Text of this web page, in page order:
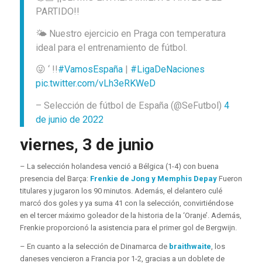
PARTIDO!!
🌤️ Nuestro ejercicio en Praga con temperatura
ideal para el entrenamiento de fútbol.
😜 ‘ !!#VamosEspaña| #LigaDeNaciones
pic.twitter.com/vLh3eRKWeD
– Selección de fútbol de España (@SeFutbol) 4
de junio de 2022
viernes, 3 de junio
– La selección holandesa venció a Bélgica (1-4) con buena
presencia del Barça: Frenkie de Jong y Memphis DepayFueron
titulares y jugaron los 90 minutos. Además, el delantero culé
marcó dos goles y ya suma 41 con la selección, convirtiéndose
en el tercer máximo goleador de la historia de la ‘Oranje’. Además,
Frenkie proporcionó la asistencia para el primer gol de Bergwijn.
– En cuanto a la selección de Dinamarca de braithwaite, los
daneses vencieron a Francia por 1-2, gracias a un doblete de